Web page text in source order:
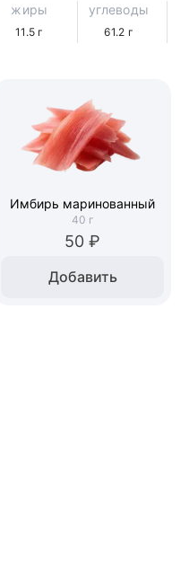
жиры
11.5 г
углеводы
61.2 г
Имбирь маринованный
40 г
50 ₽
Добавить